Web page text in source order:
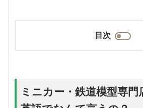
目次
ミニカー・鉄道模型専門